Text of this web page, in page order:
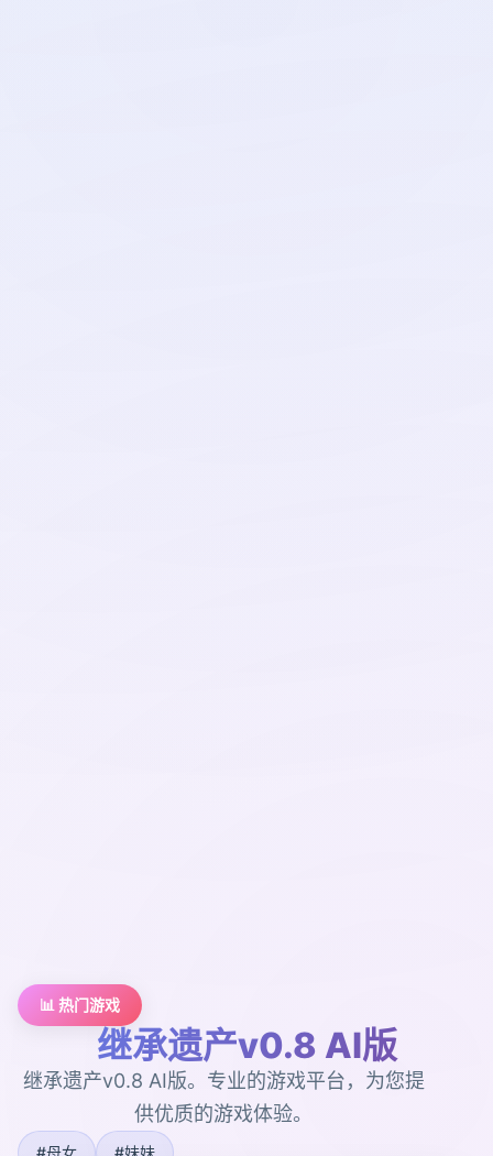
📊 热门游戏
继承遗产v0.8 AI版
继承遗产v0.8 AI版。专业的游戏平台，为您提
供优质的游戏体验。
#母女 #妹妹